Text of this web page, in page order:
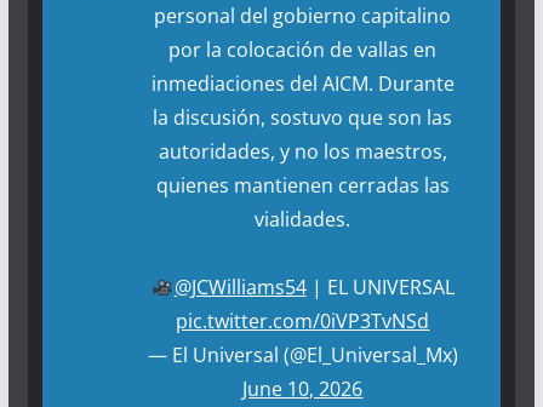
personal del gobierno capitalino
por la colocación de vallas en
inmediaciones del AICM. Durante
la discusión, sostuvo que son las
autoridades, y no los maestros,
quienes mantienen cerradas las
vialidades.
@JCWilliams54| EL UNIVERSAL
pic.twitter.com/0iVP3TvNSd
— El Universal (@El_Universal_Mx)
June 10, 2026